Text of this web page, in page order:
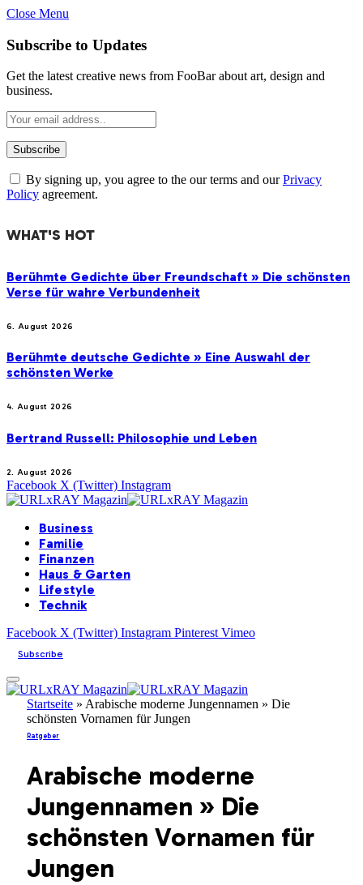
Close Menu
Subscribe to Updates
Get the latest creative news from FooBar about art, design and
business.
By signing up, you agree to the our terms and ourPrivacy
Policy agreement.
WHAT'S HOT
Berühmte Gedichte über Freundschaft » Die schönsten
Verse für wahre Verbundenheit
6. August 2026
Berühmte deutsche Gedichte » Eine Auswahl der
schönsten Werke
4. August 2026
Bertrand Russell: Philosophie und Leben
2. August 2026
Facebook X (Twitter) Instagram
Business
Familie
Finanzen
Haus & Garten
Lifestyle
Technik
Facebook X (Twitter) Instagram Pinterest Vimeo
Subscribe
Startseite » Arabische moderne Jungennamen » Die
schönsten Vornamen für Jungen
Ratgeber
Arabische moderne
Jungennamen » Die
schönsten Vornamen für
Jungen